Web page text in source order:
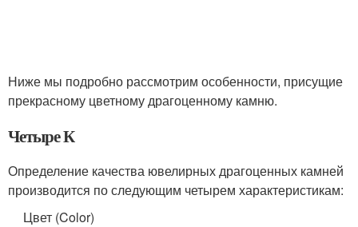
Ниже мы подробно рассмотрим особенности, присущие
прекрасному цветному драгоценному камню.
Четыре К
Определение качества ювелирных драгоценных камней
производится по следующим четырем характеристикам:
Цвет (Color)